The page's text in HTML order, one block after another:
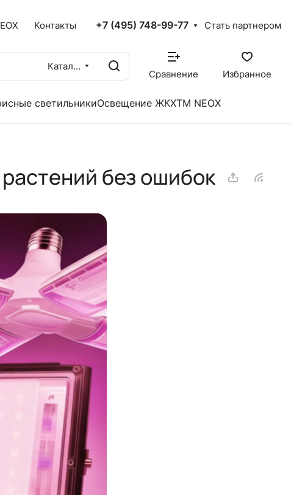
Контакты +7 (495) 748-99-77 Стать партнером
Каталог
Сравнение Избранное
светильникиОсвещение ЖКХTM NEOX
без ошибок